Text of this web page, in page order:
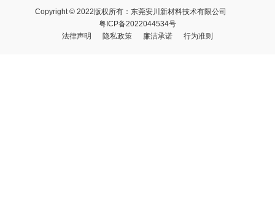
Copyright © 2022版权所有：东莞安川新材料技术有限公司
粤ICP备2022044534号
法律声明
隐私政策 廉洁承诺 行为准则